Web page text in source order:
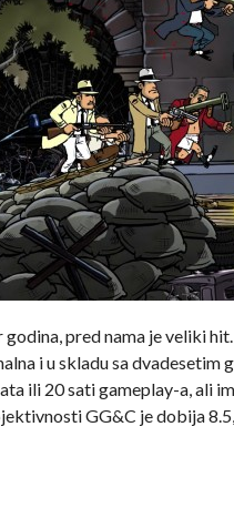
pred nama je veliki
i u skladu sa
ili 20 sati gameplay-a, ali
GG&C je dobija